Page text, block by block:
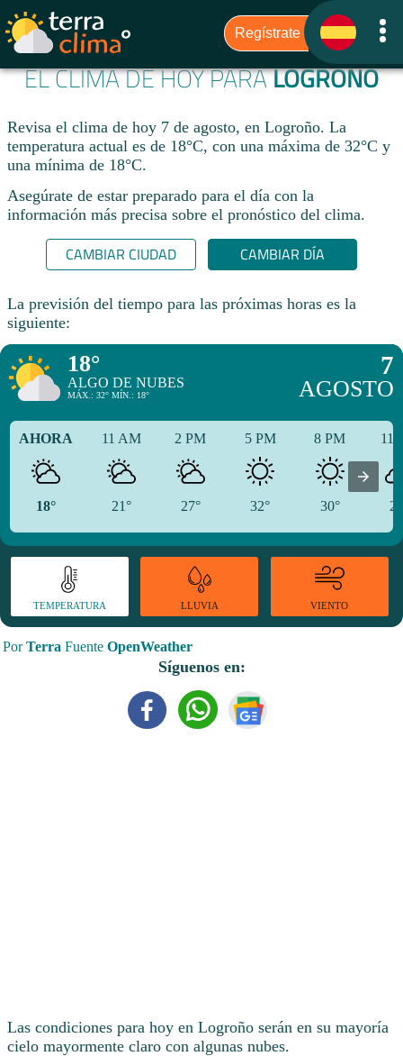
EL CLIMA DE HOY PARALOGROÑO
Revisa el clima de hoy 7 de agosto, en Logroño. La
temperatura actual es de 18°C, con una máxima de 32°C y
una mínima de 18°C.​
Asegúrate de estar preparado para el día con la
información más precisa sobre el pronóstico del clima.
CAMBIAR CIUDAD CAMBIAR DÍA
La previsión del tiempo para las próximas horas es la
siguiente:
18°
ALGO DE NUBES
MÁX.: 32° MÍN.: 18°
7
AGOSTO
AHORA
18°
11 AM
21°
2 PM
27°
5 PM
32°
8 PM
30°
11
TEMPERATURA LLUVIA VIENTO
PorTerra Fuente OpenWeather
Síguenos en:
Las condiciones para hoy en Logroño serán en su mayoría
cielo mayormente claro con algunas nubes.